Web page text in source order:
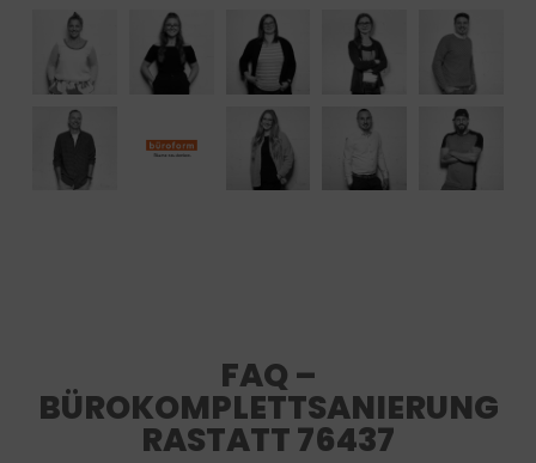
FAQ –
BÜROKOMPLETTSANIERUNG
RASTATT 76437